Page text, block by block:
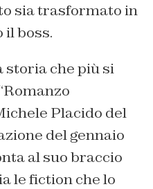
sia trasformato in
boss.
storia che più si
Placido del
del gennaio
al suo braccio
le fiction che lo